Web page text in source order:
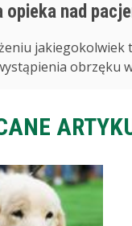
opieka nad
obrzęku